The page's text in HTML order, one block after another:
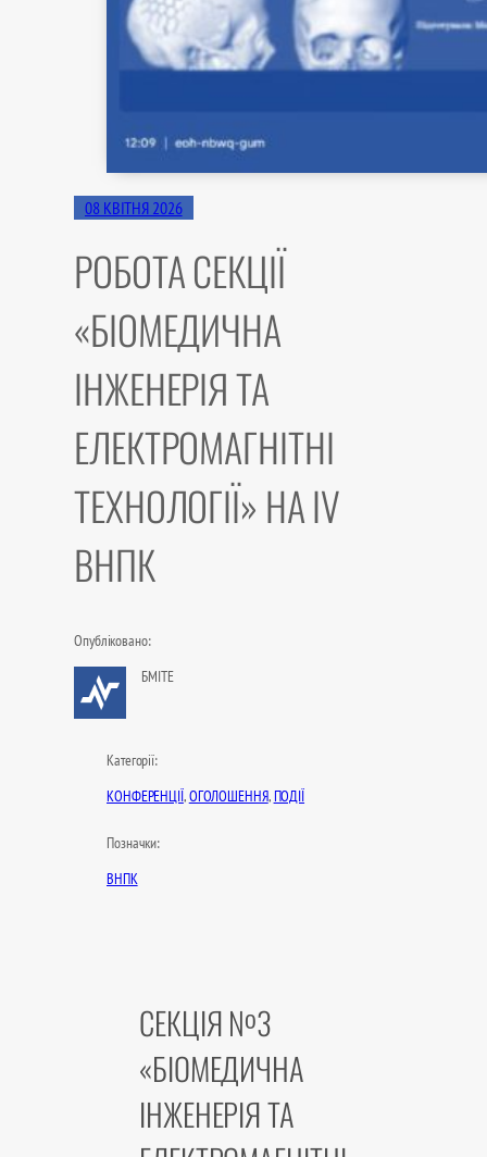
08 КВІТНЯ 2026
РОБОТА СЕКЦІЇ
«БІОМЕДИЧНА
ІНЖЕНЕРІЯ ТА
ЕЛЕКТРОМАГНІТНІ
ТЕХНОЛОГІЇ» НА IV
ВНПК
Опубліковано:
БМІТЕ
Категорії:
КОНФЕРЕНЦІЇ, ОГОЛОШЕННЯ, ПОДІЇ
Позначки:
ВНПК
СЕКЦІЯ №3
«БІОМЕДИЧНА
ІНЖЕНЕРІЯ ТА